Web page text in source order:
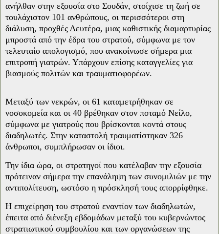
ανήλθαν στην εξουσία στο Σουδάν, στοίχισε τη ζωή σε
τουλάχιστον 101 ανθρώπους, οι περισσότεροι στη
διάλυση, προχθές Δευτέρα, μιας καθιστικής διαμαρτυρίας
μπροστά από την έδρα του στρατού, σύμφωνα με τον
τελευταίο απολογισμό, που ανακοίνωσε σήμερα μια
επιτροπή γιατρών. Υπάρχουν επίσης καταγγελίες για
βιασμούς πολιτών και τραυματιοφορέων.
Μεταξύ των νεκρών, οι 61 καταμετρήθηκαν σε
νοσοκομεία και οι 40 βρέθηκαν στον ποταμό Νείλο,
σύμφωνα με γιατρούς που βρίσκονται κοντά στους
διαδηλωτές. Στην καταστολή τραυματίστηκαν 326
άνθρωποι, συμπλήρωσαν οι ίδιοι.
Την ίδια ώρα, οι στρατηγοί που κατέλαβαν την εξουσία
πρότειναν σήμερα την επανάληψη των συνομιλιών με την
αντιπολίτευση, ωστόσο η πρόσκλησή τους απορρίφθηκε.
Η επιχείρηση του στρατού εναντίον των διαδηλωτών,
έπειτα από διένεξη εβδομάδων μεταξύ του κυβερνώντος
στρατιωτικού συμβουλίου και των οργανώσεων της